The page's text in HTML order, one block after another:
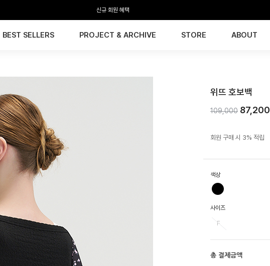
신규 회원 혜택
BEST SELLERS PROJECT & ARCHIVE STORE ABOUT
위뜨 호보백
109,000 87,200
회원 구매 시 3% 적립
색상
사이즈
F
총 결제금액